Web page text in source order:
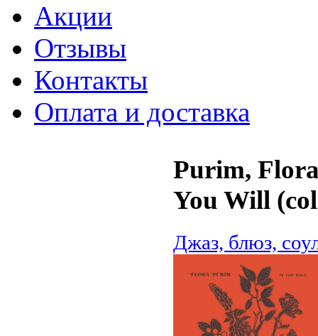
Акции
Отзывы
Контакты
Оплата и доставка
Purim,
You Will
Джаз, блюз,